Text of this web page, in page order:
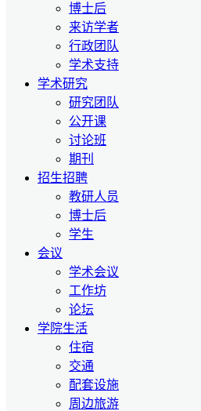
博士后
来访学者
行政团队
学术支持
学术研究
研究团队
公开课
讨论班
期刊
招生招聘
教研人员
博士后
学生
会议
学术会议
工作坊
论坛
学院生活
住宿
交通
配套设施
周边旅游